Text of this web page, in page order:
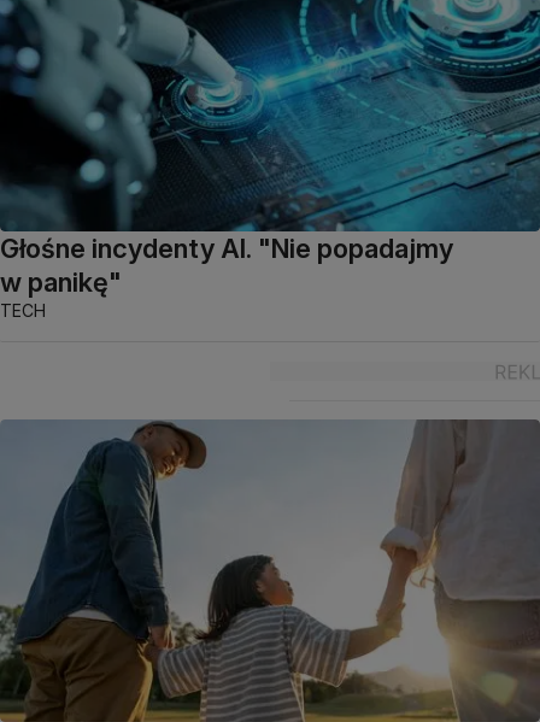
Głośne incydenty AI. "Nie popadajmy
w panikę"
TECH